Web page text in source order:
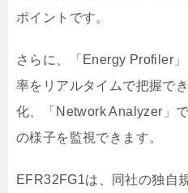
ポイントです。
さらに、「Energy Profiler
率をリアルタイムで把握で
化、「Network Analyzer」
の様子を監視できます。
EFR32FG1は、同社の独自